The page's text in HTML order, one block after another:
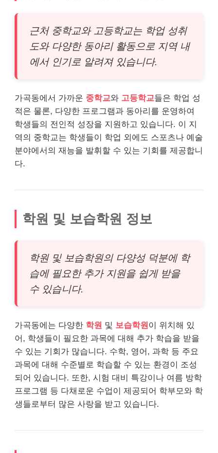
근처 중학교와 고등학교는 학업 성취
도와 다양한 동아리 활동으로 지역 내
에서 인기로 알려져 있습니다.
가곡동에서 가까운 중학교와 고등학교들은 학업 성
적은 물론, 다양한 프로그램과 동아리를 운영하여
학생들의 전인적 성장을 지원하고 있습니다. 이 지
역의 중학교는 학생들이 학업 외에도 스포츠나 예술
분야에서의 재능을 발휘할 수 있는 기회를 제공합니
다.
학원 및 보습학원 정보
학원 및 보습학원의 다양성 덕분에 학
습에 필요한 추가 지원을 쉽게 받을
수 있습니다.
가곡동에는 다양한 학원 및 보습학원 이 위치해 있
어, 학생들이 필요한 과목에 대해 추가 학습을 받을
수 있는 기회가 많습니다. 수학, 영어, 과학 등 주요
과목에 대해 수준별로 학습할 수 있는 환경이 조성
되어 있습니다. 또한, 시험 대비 특강이나 여름 방학
프로그램 등 다채로운 수업이 제공되어 학부모와 학
생들로부터 많은 사랑을 받고 있습니다.